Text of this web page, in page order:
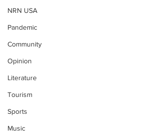
NRN USA
Pandemic
Community
Opinion
Literature
Tourism
Sports
Music